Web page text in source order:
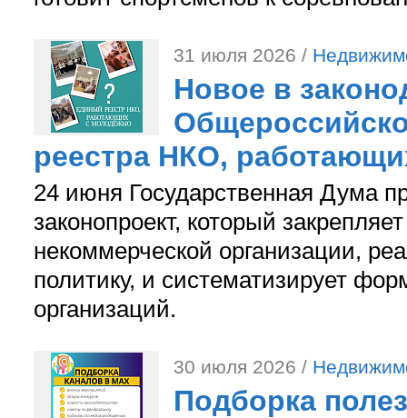
31 июля 2026 /
Новое в
реестра НКО,
24 июня Государственная Дума
законопроект, который
некоммерческой организации,
политику, и систематизирует
организаций.
30 июля 2026 /
Подборка